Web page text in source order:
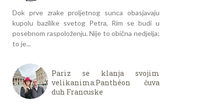
Dok prve zrake proljetnog sunca obasjavaju
kupolu bazilike svetog Petra, Rim se budi u
posebnom raspoloženju. Nije to obična nedjelja;
to je...
Pariz se klanja svojim
velikanima:Panthéon čuva
duh Francuske